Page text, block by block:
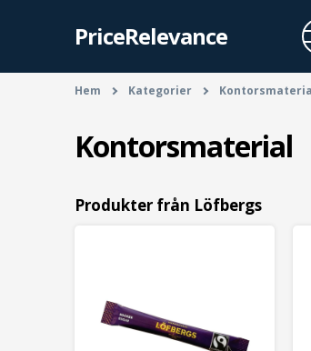
PriceRelevance
Hem Kategorier
Kontorsmaterial
Produkter från Löfbergs